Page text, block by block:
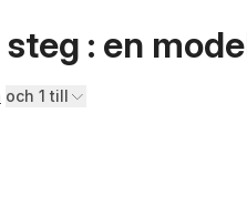
: en
och 1 till